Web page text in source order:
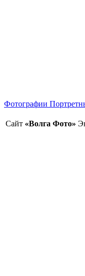
Фотографии
Сайт «Волга Фото»